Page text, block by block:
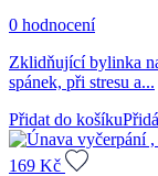
0 hodnocení
Zklidňující bylinka
spánek, při stresu a...
Přidat do košíku
169 Kč